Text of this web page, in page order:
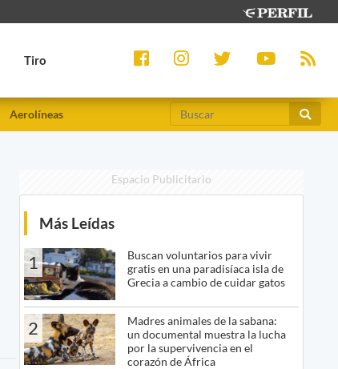
Tiro
Aerolíneas
Espacio Publicitario
Más Leídas
1
Buscan voluntarios para vivir
gratis en una paradisíaca isla de
Grecia a cambio de cuidar gatos
2
Madres animales de la sabana:
un documental muestra la lucha
por la supervivencia en el
corazón de África